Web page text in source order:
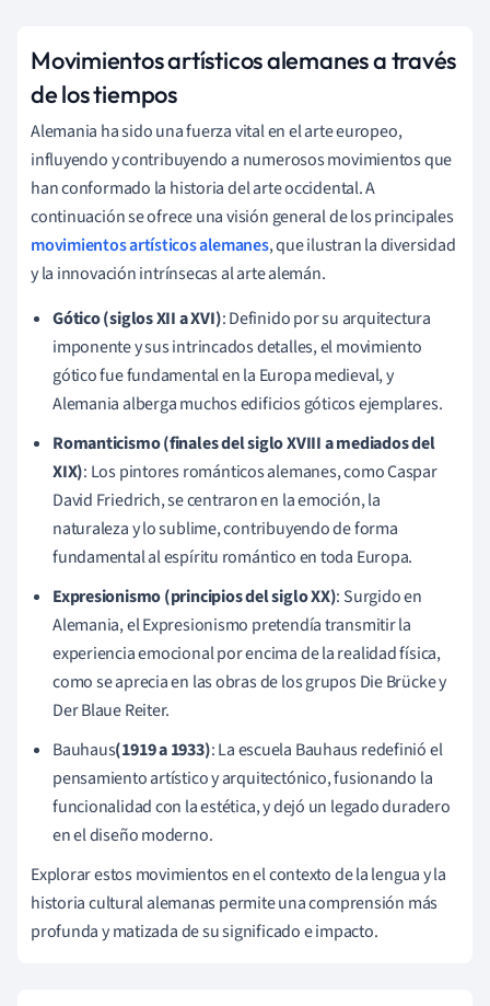
Movimientos artísticos alemanes a través
de los tiempos
Alemania ha sido una fuerza vital en el arte europeo,
influyendo y contribuyendo a numerosos movimientos que
han conformado la historia del arte occidental. A
continuación se ofrece una visión general de los principales
movimientos artísticos alemanes, que ilustran la diversidad
y la innovación intrínsecas al arte alemán.
Gótico (siglos XII a XVI): Definido por su arquitectura
imponente y sus intrincados detalles, el movimiento
gótico fue fundamental en la Europa medieval, y
Alemania alberga muchos edificios góticos ejemplares.
Romanticismo (finales del siglo XVIII a mediados del
XIX): Los pintores románticos alemanes, como Caspar
David Friedrich, se centraron en la emoción, la
naturaleza y lo sublime, contribuyendo de forma
fundamental al espíritu romántico en toda Europa.
Expresionismo (principios del siglo XX): Surgido en
Alemania, el Expresionismo pretendía transmitir la
experiencia emocional por encima de la realidad física,
como se aprecia en las obras de los grupos Die Brücke y
Der Blaue Reiter.
Bauhaus(1919 a 1933): La escuela Bauhaus redefinió el
pensamiento artístico y arquitectónico, fusionando la
funcionalidad con la estética, y dejó un legado duradero
en el diseño moderno.
Explorar estos movimientos en el contexto de la lengua y la
historia cultural alemanas permite una comprensión más
profunda y matizada de su significado e impacto.